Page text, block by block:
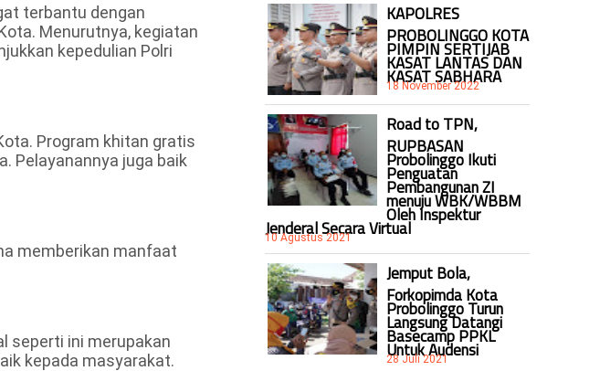
terbantu dengan
Menurutnya, kegiatan
kepedulian Polri
Program khitan gratis
Pelayanannya juga baik
memberikan manfaat
seperti ini merupakan
kepada masyarakat.
KAPOLRES
PROBOLINGGO KOTA
PIMPIN SERTIJAB
KASAT LANTAS DAN
KASAT SABHARA
18 November 2022
Road to TPN,
RUPBASAN
Probolinggo Ikuti
Penguatan
Pembangunan ZI
menuju WBK/WBBM
Oleh Inspektur
Jenderal Secara Virtual
10 Agustus 2021
Jemput Bola,
Forkopimda Kota
Probolinggo Turun
Langsung Datangi
Basecamp PPKL
Untuk Audensi
28 Juli 2021